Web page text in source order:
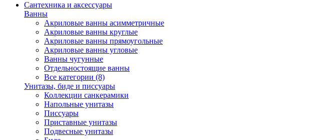
Сантехника и аксессуары
Ванны
Акриловые ванны асимметричные
Акриловые ванны круглые
Акриловые ванны прямоугольные
Акриловые ванны угловые
Ванны чугунные
Отдельностоящие ванны
Все категории (8)
Унитазы, биде и писсуары
Коллекции санкерамики
Напольные унитазы
Писсуары
Приставные унитазы
Подвесные унитазы